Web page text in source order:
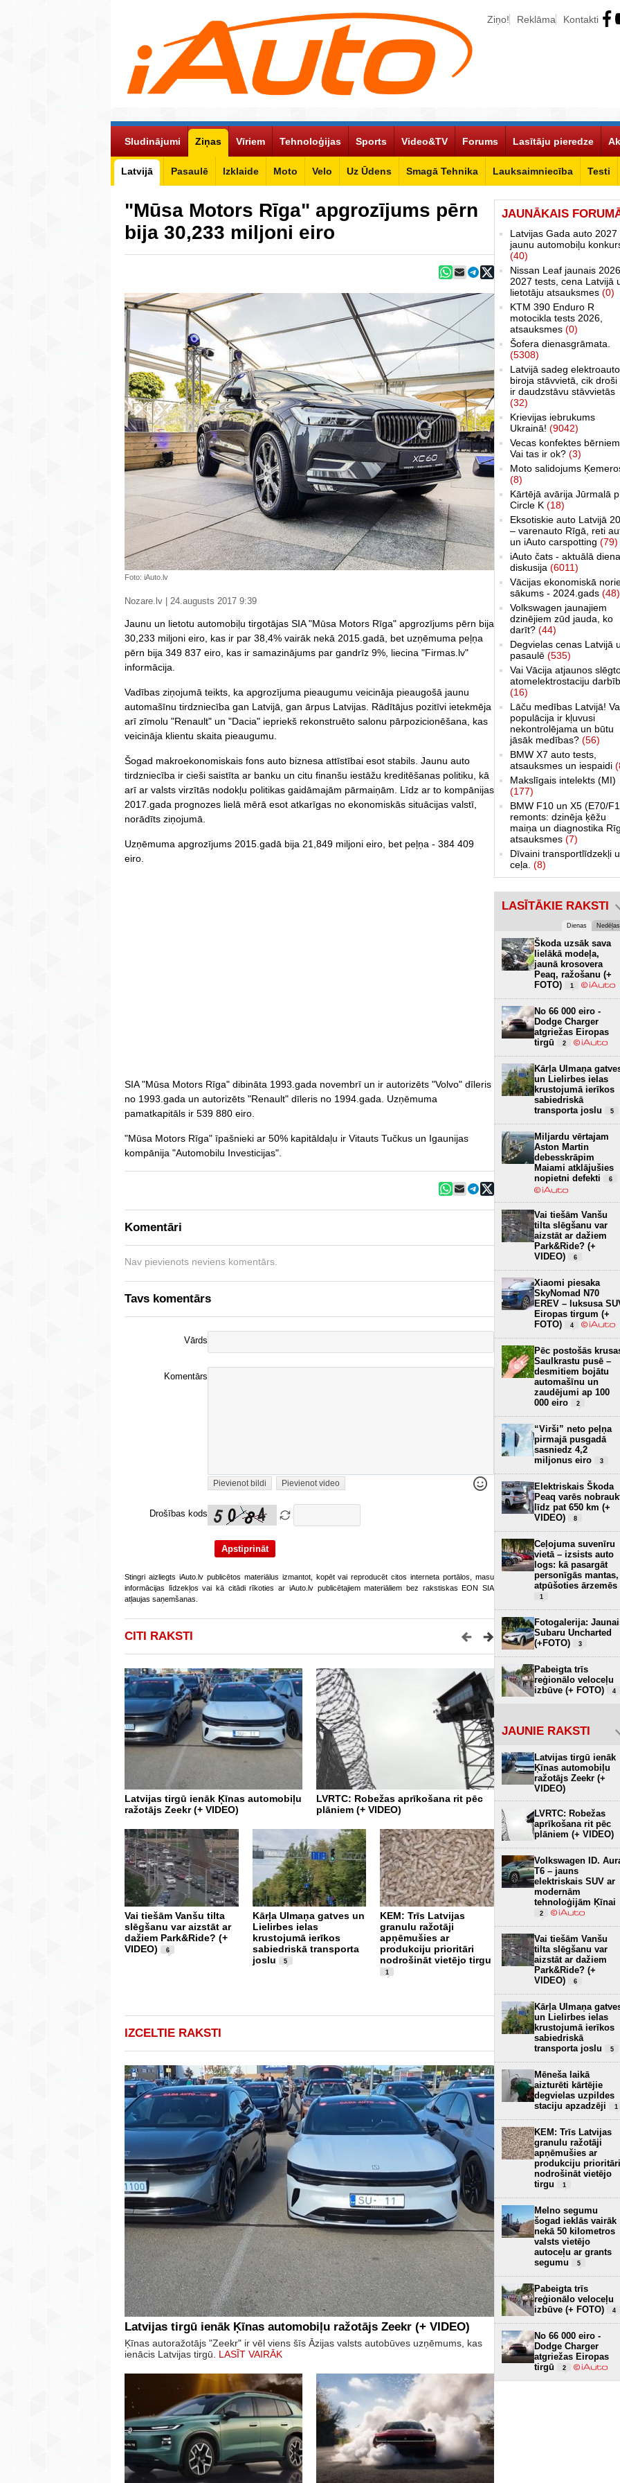
Ziņo! Reklāma Kontakti
Sludinājumi Ziņas
Latvijā Pasaulē Izklaide Moto Velo Uz Ūdens Smagā Tehnika Lauksaimniecība Testi
Vīriem Tehnoloģijas Sports Video&TV Forums Lasītāju pieredze
"Mūsa Motors Rīga" apgrozījums pērn
bija 30,233 miljoni eiro
Foto: iAuto.lv
Nozare.lv | 24.augusts 2017 9:39
Jaunu un lietotu automobiļu tirgotājas SIA "Mūsa Motors Rīga" apgrozījums pērn bija
30,233 miljoni eiro, kas ir par 38,4% vairāk nekā 2015.gadā, bet uzņēmuma peļņa
pērn bija 349 837 eiro, kas ir samazinājums par gandrīz 9%, liecina "Firmas.lv"
informācija.
Vadības ziņojumā teikts, ka apgrozījuma pieaugumu veicināja pieaugošā jaunu
automašīnu tirdzniecība gan Latvijā, gan ārpus Latvijas. Rādītājus pozitīvi ietekmēja
arī zīmolu "Renault" un "Dacia" iepriekš rekonstruēto salonu pārpozicionēšana, kas
veicināja klientu skaita pieaugumu.
Šogad makroekonomiskais fons auto biznesa attīstībai esot stabils. Jaunu auto
tirdzniecība ir cieši saistīta ar banku un citu finanšu iestāžu kreditēšanas politiku, kā
arī ar valsts virzītās nodokļu politikas gaidāmajām pārmaiņām. Līdz ar to kompānijas
2017.gada prognozes lielā mērā esot atkarīgas no ekonomiskās situācijas valstī,
norādīts ziņojumā.
Uzņēmuma apgrozījums 2015.gadā bija 21,849 miljoni eiro, bet peļņa - 384 409
eiro.
SIA "Mūsa Motors Rīga" dibināta 1993.gada novembrī un ir autorizēts "Volvo" dīleris
no 1993.gada un autorizēts "Renault" dīleris no 1994.gada. Uzņēmuma
pamatkapitāls ir 539 880 eiro.
"Mūsa Motors Rīga" īpašnieki ar 50% kapitāldaļu ir Vitauts Tučkus un Igaunijas
kompānija "Automobilu Investicijas".
Komentāri
Nav pievienots neviens komentārs.
Tavs komentārs
Vārds
Komentārs
Pievienot bildi Pievienot video
Drošības kods
Stingri aizliegts iAuto.lv publicētos materiālus izmantot, kopēt vai reproducēt citos interneta portālos, masu
informācijas līdzekļos vai kā citādi rīkoties ar iAuto.lv publicētajiem materiāliem bez rakstiskas EON SIA
atļaujas saņemšanas.
CITI RAKSTI
Latvijas tirgū ienāk Ķīnas automobiļu
ražotājs Zeekr (+ VIDEO)
LVRTC: Robežas aprīkošana rit pēc
plāniem (+ VIDEO)
Vai tiešām Vanšu tilta
slēgšanu var aizstāt ar
dažiem Park&Ride? (+
VIDEO)
6
Kārļa Ulmaņa gatves un
Lielirbes ielas
krustojumā ierīkos
sabiedriskā transporta
joslu
5
KEM: Trīs Latvijas
granulu ražotāji
apņēmušies ar
produkciju prioritāri
nodrošināt vietējo tirgu
1
Melno segumu šogad
nekā 50 kilometros valsts
autoceļu ar grants
“Virši” neto peļņa
pirmajā pusgadā
sasniedz 4,2 miljonus
eiro
3
IZCELTIE RAKSTI
Latvijas tirgū ienāk Ķīnas automobiļu ražotājs Zeekr (+ VIDEO)
Ķīnas autoražotājs "Zeekr" ir vēl viens šīs Āzijas valsts autobūves uzņēmums, kas
ienācis Latvijas tirgū. LASĪT VAIRĀK
JAUNĀKAIS
Latvijas Gada auto 2027
jaunu automobiļu
(40)
Nissan Leaf jaunais
2027 tests, cena Latvijā
lietotāju atsauksmes (0)
KTM 390 Enduro R
motocikla tests 2026,
atsauksmes (0)
Šofera dienasgrāmata.
(5308)
Latvijā sadeg elektroauto
biroja stāvvietā, cik droši
ir daudzstāvu stāvvietās
(32)
Krievijas iebrukums
Ukrainā! (9042)
Vecas konfektes
Vai tas ir ok? (3)
Moto salidojums
(8)
Kārtējā avārija Jūrmalā
Circle K (18)
Eksotiskie auto Latvijā
– varenauto Rīgā, reti
un iAuto carspotting (79)
iAuto čats - aktuālā
diskusija (6011)
Vācijas ekonomiskā
sākums - 2024.gads (48)
Volkswagen jaunajiem
dzinējiem zūd jauda, ko
darīt? (44)
Degvielas cenas Latvijā
pasaulē (535)
Vai Vācija atjaunos
atomelektrostaciju
(16)
Lāču medības Latvijā!
populācija ir kļuvusi
nekontrolējama un būtu
jāsāk medības? (56)
BMW X7 auto tests,
atsauksmes un iespaidi
Makslīgais intelekts (MI)
(177)
BMW F10 un X5 (E70/
remonts: dzinēja ķēžu
maiņa un diagnostika
atsauksmes (7)
Dīvaini transportlīdzekļi
ceļa. (8)
LASĪTĀKIE RAKSTI
Dienas Nedēļas
Škoda uzsāk sava
lielākā modeļa,
jaunā krosovera
Peaq, ražošanu (+
FOTO)
1
No 66 000 eiro -
Dodge Charger
atgriežas Eiropas
tirgū
2
Kārļa Ulmaņa
un Lielirbes ielas
krustojumā ierīkos
sabiedriskā
transporta joslu
5
Miljardu vērtajam
Aston Martin
debesskrāpim
Maiami atklājušies
nopietni defekti
6
Vai tiešām Vanšu
tilta slēgšanu var
aizstāt ar dažiem
Park&Ride? (+
VIDEO)
6
Xiaomi piesaka
SkyNomad N70
EREV – luksusa
Eiropas tirgum (+
FOTO)
4
Pēc postošās
Saulkrastu pusē –
desmitiem bojātu
automašīnu un
zaudējumi ap 100
000 eiro
2
“Virši” neto peļņa
pirmajā pusgadā
sasniedz 4,2
miljonus eiro
3
Elektriskais Škoda
Peaq varēs
līdz pat 650 km (+
VIDEO)
8
Ceļojuma suvenīru
vietā – izsists auto
logs: kā pasargāt
personīgās mantas,
atpūšoties ārzemēs
1
Fotogalerija:
Subaru Uncharted
(+FOTO)
3
Pabeigta trīs
reģionālo veloceļu
izbūve (+ FOTO)
4
JAUNIE RAKSTI
Latvijas tirgū ienāk
Ķīnas automobiļu
ražotājs Zeekr (+
VIDEO)
LVRTC: Robežas
aprīkošana rit pēc
plāniem (+ VIDEO)
Volkswagen ID.
T6 – jauns
elektriskais SUV ar
modernām
tehnoloģijām Ķīnai
2
Vai tiešām Vanšu
tilta slēgšanu var
aizstāt ar dažiem
Park&Ride? (+
VIDEO)
6
Kārļa Ulmaņa
un Lielirbes ielas
krustojumā ierīkos
sabiedriskā
transporta joslu
5
Mēneša laikā
aizturēti kārtējie
degvielas uzpildes
staciju apzadzēji
1
KEM: Trīs Latvijas
granulu ražotāji
apņēmušies ar
produkciju prioritāri
nodrošināt vietējo
tirgu
1
Melno segumu
šogad ieklās vairāk
nekā 50 kilometros
valsts vietējo
autoceļu ar grants
segumu
5
Pabeigta trīs
reģionālo veloceļu
izbūve (+ FOTO)
4
No 66 000 eiro -
Dodge Charger
atgriežas Eiropas
tirgū
2